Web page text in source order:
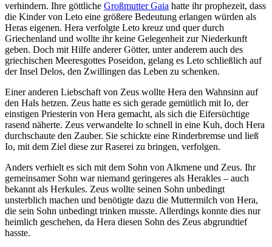
verhindern. Ihre göttliche Großmutter Gaia hatte ihr prophezeit, dass
die Kinder von Leto eine größere Bedeutung erlangen würden als
Heras eigenen. Hera verfolgte Leto kreuz und quer durch
Griechenland und wollte ihr keine Gelegenheit zur Niederkunft
geben. Doch mit Hilfe anderer Götter, unter anderem auch des
griechischen Meeresgottes Poseidon, gelang es Leto schließlich auf
der Insel Delos, den Zwillingen das Leben zu schenken.
Einer anderen Liebschaft von Zeus wollte Hera den Wahnsinn auf
den Hals hetzen. Zeus hatte es sich gerade gemütlich mit Io, der
einstigen Priesterin von Hera gemacht, als sich die Eifersüchtige
rasend näherte. Zeus verwandelte Io schnell in eine Kuh, doch Hera
durchschaute den Zauber. Sie schickte eine Rinderbremse und ließ
Io, mit dem Ziel diese zur Raserei zu bringen, verfolgen.
Anders verhielt es sich mit dem Sohn von Alkmene und Zeus. Ihr
gemeinsamer Sohn war niemand geringeres als Herakles – auch
bekannt als Herkules. Zeus wollte seinen Sohn unbedingt
unsterblich machen und benötigte dazu die Muttermilch von Hera,
die sein Sohn unbedingt trinken musste. Allerdings konnte dies nur
heimlich geschehen, da Hera diesen Sohn des Zeus abgrundtief
hasste.